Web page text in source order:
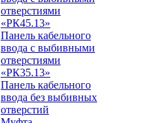
отверстиями
«РК45.13»
Панель кабельного
ввода с выбивными
отверстиями
«РК35.13»
Панель кабельного
ввода без выбивных
отверстий